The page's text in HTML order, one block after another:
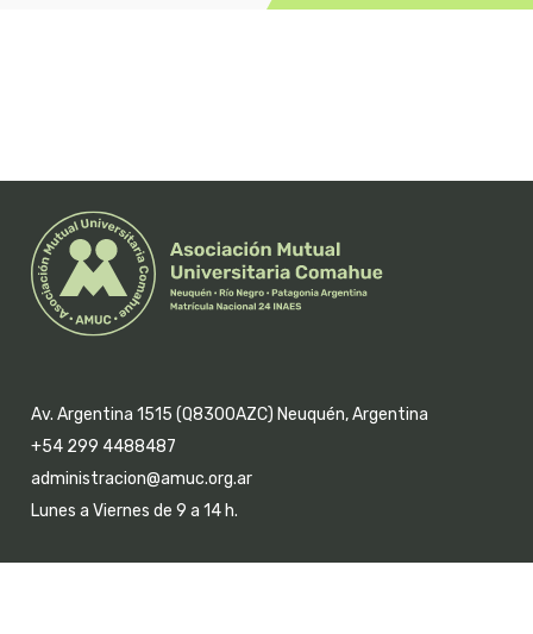
Av. Argentina 1515 (Q8300AZC) Neuquén, Argentina
+54 299 4488487
administracion@amuc.org.ar
Lunes a Viernes de 9 a 14 h.